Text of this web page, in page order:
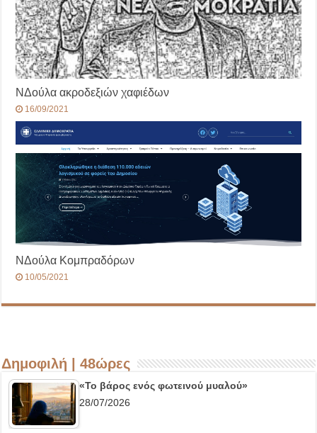
ΝΔούλα ακροδεξιών χαφιέδων
16/09/2021
ΝΔούλα Κομπραδόρων
10/05/2021
Δημοφιλή | 48ώρες
«Το βάρος ενός φωτεινού μυαλού»
28/07/2026